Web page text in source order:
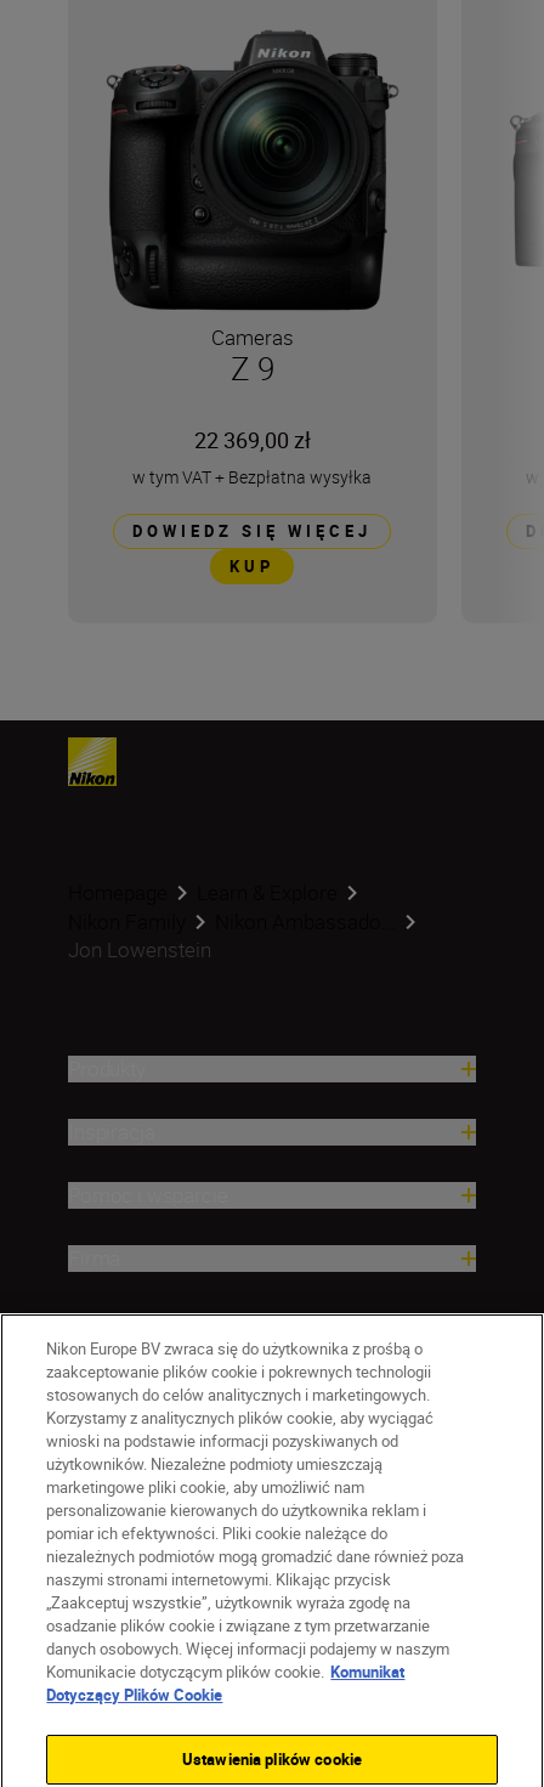
Cameras
Z 9
22 369,00 zł
w tym VAT+ Bezpłatna wysyłka
DOWIEDZ SIĘ WIĘCEJ
KUP
w
Jon Lowenstein
PL Nikon Sites
Skontaktuj się z nami
Oświadczenie dotyczące prywatności
Warunki użytkowania
Warunki korzystania z Nikon Store
Komunikat dotyczący plików cookie
Dostępność
Ustawienia plików cookie
Nikon Europe BV zwraca się do użytkownika z prośbą o
zaakceptowanie plików cookie i pokrewnych technologii
stosowanych do celów analitycznych i marketingowych.
Korzystamy z analitycznych plików cookie, aby wyciągać
wnioski na podstawie informacji pozyskiwanych od
użytkowników. Niezależne podmioty umieszczają
marketingowe pliki cookie, aby umożliwić nam
personalizowanie kierowanych do użytkownika reklam i
pomiar ich efektywności. Pliki cookie należące do
niezależnych podmiotów mogą gromadzić dane również poza
naszymi stronami internetowymi. Klikając przycisk
„Zaakceptuj wszystkie”, użytkownik wyraża zgodę na
osadzanie plików cookie i związane z tym przetwarzanie
danych osobowych. Więcej informacji podajemy w naszym
Komunikacie dotyczącym plików cookie. Komunikat
Dotyczący Plików Cookie
Ustawienia plików cookie